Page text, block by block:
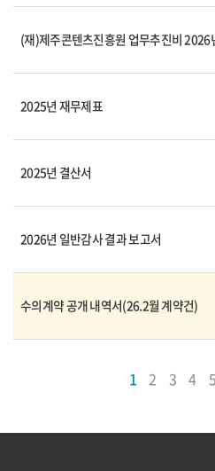
(재)제주콘텐츠진흥원 업무추진비 2026
2025년 재무제표
2025년 결산서
2026년 일반감사 결과 보고서
수의계약 공개 내역서(26.2월 계약건)
1 2 3 4 5